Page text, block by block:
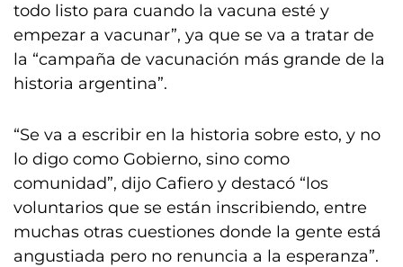
todo listo para cuando la vacuna esté y
empezar a vacunar”, ya que se va a tratar de
la “campaña de vacunación más grande de la
historia argentina”.
“Se va a escribir en la historia sobre esto, y no
lo digo como Gobierno, sino como
comunidad”, dijo Cafiero y destacó “los
voluntarios que se están inscribiendo, entre
muchas otras cuestiones donde la gente está
angustiada pero no renuncia a la esperanza”.